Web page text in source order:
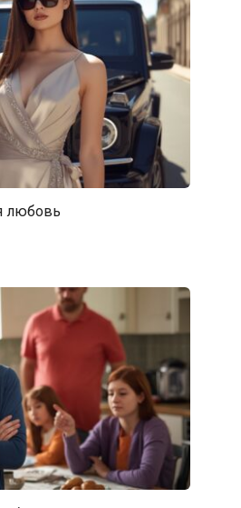
любовь